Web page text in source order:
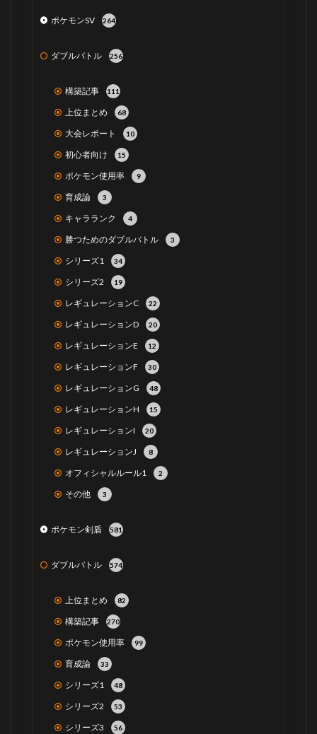
ポケモンSV 264
ダブルバトル 256
構築記事 111
上位まとめ 68
大会レポート 10
初心者向け 15
ポケモン使用率 9
育成論 3
キャラランク 4
勝つためのダブルバトル 3
シリーズ1 34
シリーズ2 19
レギュレーションC 22
レギュレーションD 20
レギュレーションE 12
レギュレーションF 30
レギュレーションG 48
レギュレーションH 15
レギュレーションI 20
レギュレーションJ 8
オフィシャルルール1 2
その他 3
ポケモン剣盾 581
ダブルバトル 574
上位まとめ 82
構築記事 270
ポケモン使用率 99
育成論 33
シリーズ1 48
シリーズ2 53
シリーズ3 56